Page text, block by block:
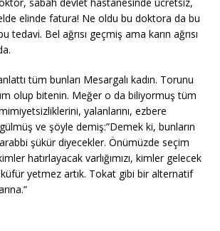
elinde fatura! Ne oldu bu doktora da bu
tedavi. Bel ağrısı geçmiş ama karın ağrısı
tüm bunları Mesargalı kadın. Torunu
olup bitenin. Meğer o da biliyormuş tüm
yalanlarını, ezbere
ve şöyle demiş:”Demek ki, bunların
şükür diyecekler. Önümüzde seçim
hatırlayacak varlığımızı, kimler gelecek
küfür yetmez artık. Tokat gibi bir alternatif